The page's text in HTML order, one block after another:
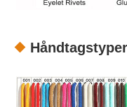
Håndtagstyper